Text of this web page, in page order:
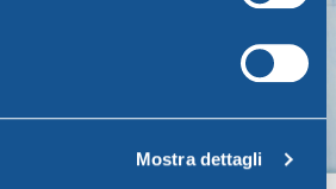
Mostra dettagli